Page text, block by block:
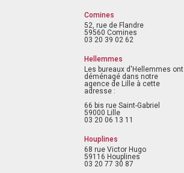
Comines
52, rue de Flandre
59560 Comines
03 20 39 02 62
Hellemmes
Les bureaux d'Hellemmes ont
déménagé dans notre
agence de Lille à cette
adresse :
66 bis rue Saint-Gabriel
59000 Lille
03 20 06 13 11
Houplines
68 rue Victor Hugo
59116 Houplines
03 20 77 30 87